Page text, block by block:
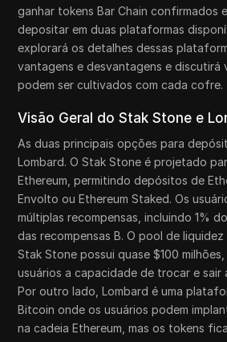
ganhar tokens Bar Chain confirmados
depositar em duas plataformas
explorará os detalhes dessas
vantagens e desvantagens e discutirá
podem ser cultivados com cada cofre.
Visão Geral do Stak Stone e
As duas principais opções para
Lombard. O Stak Stone é projetado
Ethereum, permitindo depósitos de
Envolto ou Ethereum Staked. Os
múltiplas recompensas, incluindo 1%
das recompensas B. O pool de
Stak Stone possui quase $100
usuários a capacidade de trocar e sair
Por outro lado, Lombard é uma
Bitcoin onde os usuários podem
na cadeia Ethereum, mas os tokens